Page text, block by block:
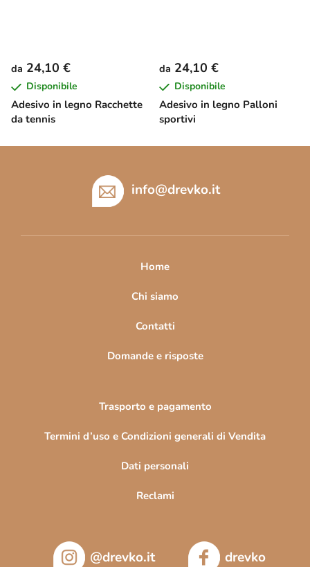
Adesivo in legno Racchette
da tennis
da 24,10 €
Disponibile
Adesivo in legno Palloni
sportivi
da 24,10 €
Disponibile
info@drevko.it
Home
Chi siamo
Contatti
Domande e risposte
Trasporto e pagamento
Termini d’uso e Condizioni generali di Vendita
Dati personali
Reclami
@drevko.it drevko